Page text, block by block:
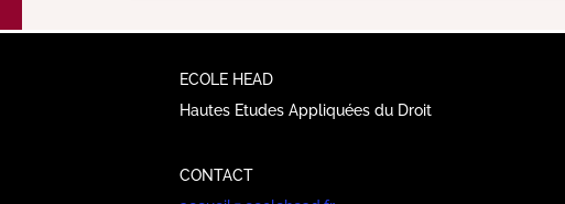
ECOLE HEAD
Hautes Etudes Appliquées du Droit
CONTACT